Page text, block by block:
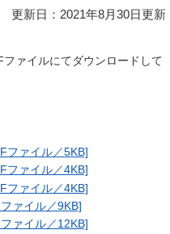
更新日：2021年8月30日更新
ァイルにてダウンロードして
ファイル／5KB]
ファイル／4KB]
ファイル／4KB]
ァイル／9KB]
ァイル／12KB]